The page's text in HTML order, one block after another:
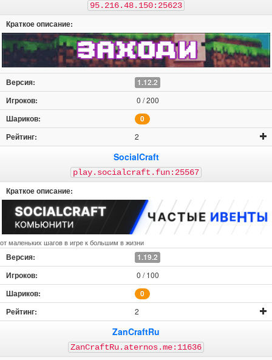
95.216.48.150:25623
1.12.2
0 / 200
0
2
SocialCraft
play.socialcraft.fun:25567
от маленьких шагов в игре к большим в жизни
1.19.2
0 / 100
0
2
ZanCraftRu
ZanCraftRu.aternos.me:11636